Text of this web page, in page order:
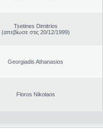
Tsetines Dimitrios
(απεβίωσε στις 20/12/1999)
Georgiadis Athanasios
Floros Nikolaos